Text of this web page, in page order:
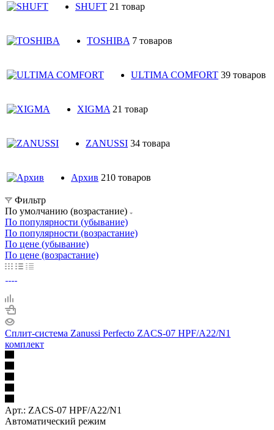
SHUFT 21 товар
TOSHIBA 7 товаров
ULTIMA COMFORT 39 товаров
XIGMA 21 товар
ZANUSSI 34 товара
Архив 210 товаров
Фильтр
По умолчанию (возрастание)
По популярности (убывание)
По популярности (возрастание)
По цене (убывание)
По цене (возрастание)
Сплит-система Zanussi Perfecto ZACS-07 HPF/A22/N1
комплект
Арт.: ZACS-07 HPF/A22/N1
Автоматический режим